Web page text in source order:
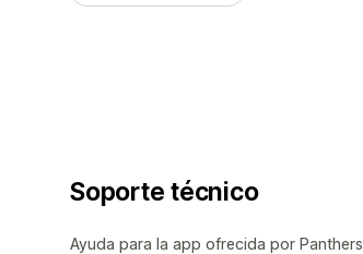
Soporte técnico
Ayuda para la app ofrecida por Panthers